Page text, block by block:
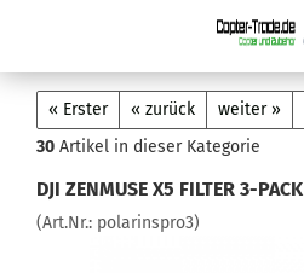
« Erster « zurück weiter »
30 Artikel in dieser Kategorie
DJI ZENMUSE X5 FILTER 3-PACK
(Art.Nr.: polarinspro3)